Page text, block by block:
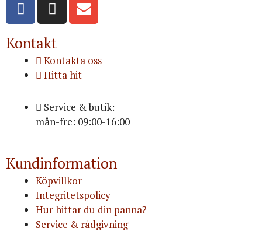
Kontakt
Kontakta oss
Hitta hit
Service & butik:
mån-fre: 09:00-16:00
Kundinformation
Köpvillkor
Integritetspolicy
Hur hittar du din panna?
Service & rådgivning